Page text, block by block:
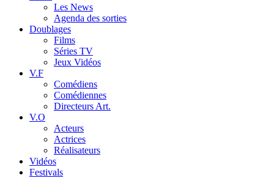
Les News
Agenda des sorties
Doublages
Films
Séries TV
Jeux Vidéos
V.F
Comédiens
Comédiennes
Directeurs Art.
V.O
Acteurs
Actrices
Réalisateurs
Vidéos
Festivals